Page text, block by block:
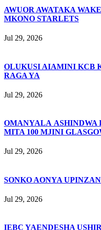
AWUOR AWATAKA
MKONO STARLETS
Jul 29, 2026
OLUKUSI AIAMINI KCB
RAGA YA
Jul 29, 2026
OMANYALA ASHINDWA
MITA 100 MJINI
Jul 29, 2026
SONKO AONYA
Jul 29, 2026
IEBC YAENDESHA